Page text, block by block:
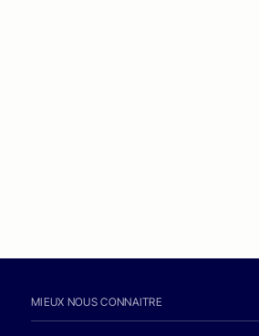
MIEUX NOUS CONNAITRE